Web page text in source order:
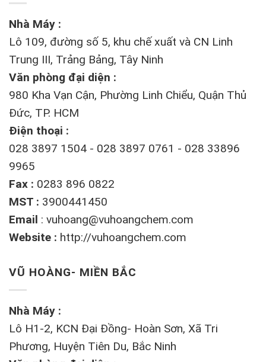
Nhà Máy :
Lô 109, đường số 5, khu chế xuất và CN Linh
Trung III, Trảng Bảng, Tây Ninh
Văn phòng đại diện :
980 Kha Vạn Cận, Phường Linh Chiểu, Quận Thủ
Đức, TP. HCM
Điện thoại :
028 3897 1504 - 028 3897 0761 - 028 33896
9965
Fax : 0283 896 0822
MST : 3900441450
Email : vuhoang@vuhoangchem.com
Website : http://vuhoangchem.com
VŨ HOÀNG- MIỀN BẮC
Nhà Máy :
Lô H1-2, KCN Đại Đồng- Hoàn Sơn, Xã Tri
Phương, Huyện Tiên Du, Bắc Ninh